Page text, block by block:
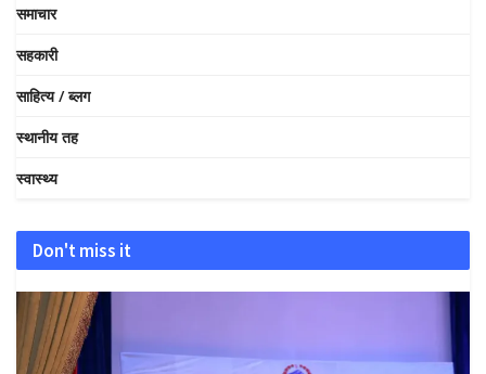
समाचार
सहकारी
साहित्य / ब्लग
स्थानीय तह
स्वास्थ्य
Don't miss it